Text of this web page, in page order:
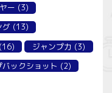
ー (3)
グ (13)
(16) ジャンプ力 (3)
バックショット (2)